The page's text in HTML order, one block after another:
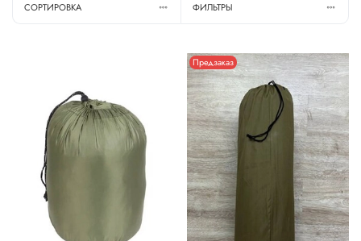
СОРТИРОВКА ФИЛЬТРЫ
Предзаказ